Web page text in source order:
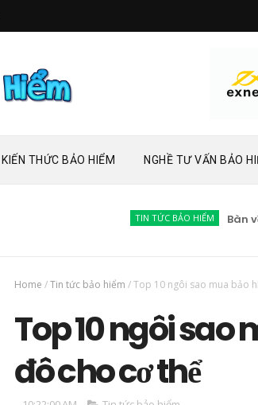
KIẾN THỨC BẢO HIỂM NGHỀ TƯ VẤN BẢO
TIN TỨC BẢO HIỂM Bàn về phát
Home /Tin tức bảo hiểm /Top 10 ngôi sao mua bảo
Top 10 ngôi sao
đô cho cơ thể